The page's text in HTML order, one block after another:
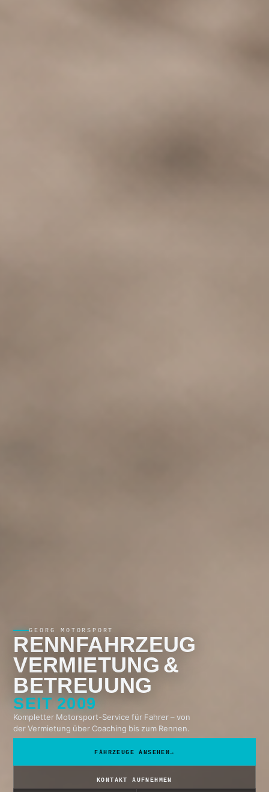
GEORG MOTORSPORT
RENNFAHRZEUG
VERMIETUNG &
BETREUUNG
SEIT 2009
Kompletter Motorsport-Service für Fahrer – von
der Vermietung über Coaching bis zum Rennen.
FAHRZEUGE ANSEHEN→
KONTAKT AUFNEHMEN